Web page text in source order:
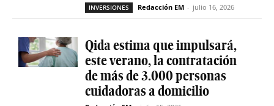
INVERSIONES Redacción EM - julio 16, 2026
Qida estima que impulsará,
este verano, la contratación
de más de 3.000 personas
cuidadoras a domicilio